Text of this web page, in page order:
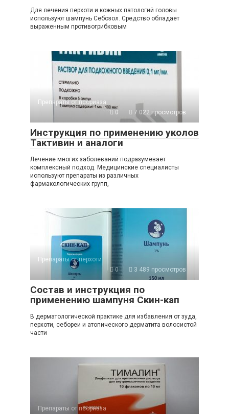
Для лечения перхоти и кожных патологий головы
используют шампунь Себозол. Средство обладает
выраженным противогрибковым
Препараты от псориаза
0
7 022 просмотров
Инструкция по применению уколов
Тактивин и аналоги
Лечение многих заболеваний подразумевает
комплексный подход. Медицинские специалисты
используют препараты из различных
фармакологических групп,
Препараты от перхоти
0
3 489 просмотров
Состав и инструкция по
применению шампуня Скин-кап
В дерматологической практике для избавления от зуда,
перхоти, себореи и атопического дерматита волосистой
части
Препараты от псориаза